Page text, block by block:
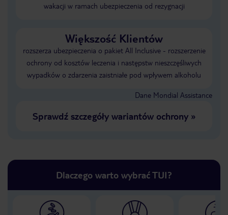
wakacji w ramach ubezpieczenia od rezygnacji
Większość Klientów
rozszerza ubezpieczenia o pakiet All Inclusive - rozszerzenie
ochrony od kosztów leczenia i następstw nieszczęśliwych
wypadków o zdarzenia zaistniałe pod wpływem alkoholu
Dane Mondial Assistance
Sprawdź szczegóły wariantów ochrony»
Dlaczego warto wybrać TUI?